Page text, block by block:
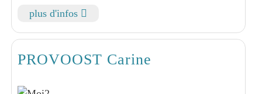
plus d'infos
PROVOOST Carine